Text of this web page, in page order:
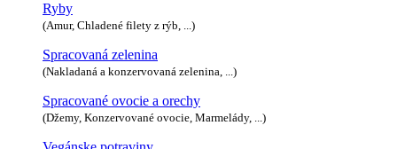
Ryby
(Amur, Chladené filety z rýb, ...)
Spracovaná zelenina
(Nakladaná a konzervovaná zelenina, ...)
Spracované ovocie a orechy
(Džemy, Konzervované ovocie, Marmelády, ...)